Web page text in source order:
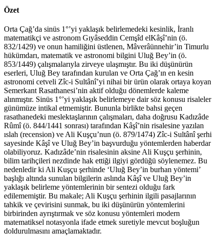
Özet
Orta Çağ’da sinüs 1°’yi yaklaşık belirlemedeki kesinlik, İranlı
matematikçi ve astronom Gıyâseddin Cemşîd elKâşî’nin (ö.
832/1429) ve onun hamiliğini üstlenen, Mâverâünnehir’in Timurlu
hükümdarı, matematik ve astronomi bilgini Uluğ Bey’in (ö.
853/1449) çalışmalarıyla zirveye ulaşmıştır. Bu iki düşünürün
eserleri, Uluğ Bey tarafından kurulan ve Orta Çağ’ın en kesin
astronomi cetveli Zîc-i Sultânî’yi nihai bir ürün olarak ortaya koyan
Semerkant Rasathanesi’nin aktif olduğu dönemlerde kaleme
alınmıştır. Sinüs 1°’yi yaklaşık belirlemeye dair söz konusu risaleler
günümüze intikal etmemiştir. Bununla birlikte bahsi geçen
rasathanedeki meslektaşlarının çalışmaları, daha doğrusu Kadızâde
Rûmî (ö. 844/1441 sonrası) tarafından Kâşî’nin risalesine yazılan
ıslah (recension) ve Ali Kuşçu’nun (ö. 879/1474) Zîc-i Sultânî şerhi
sayesinde Kâşî ve Uluğ Bey’in başvurduğu yöntemlerden haberdar
olabiliyoruz. Kadızâde’nin risalesinin aksine Ali Kuşçu şerhinin,
bilim tarihçileri nezdinde hak ettiği ilgiyi gördüğü söylenemez. Bu
nedenledir ki Ali Kuşçu şerhinde ‘Uluğ Bey’in burhan yöntemi’
başlığı altında sunulan bilgilerin aslında Kâşî ve Uluğ Bey’in
yaklaşık belirleme yöntemlerinin bir sentezi olduğu fark
edilememiştir. Bu makale; Ali Kuşçu şerhinin ilgili pasajlarının
tahkik ve çevirisini sunmak, bu iki düşünürün yöntemlerini
birbirinden ayrıştırmak ve söz konusu yöntemleri modern
matematiksel notasyonla ifade etmek suretiyle mevcut boşluğun
doldurulmasını amaçlamaktadır.